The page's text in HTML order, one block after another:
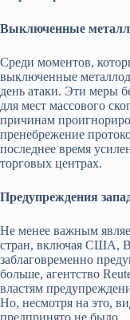
Выключенные
Среди моментов,
выключенные
день атаки. Эти меры
для мест массового
причинам
пренебрежение
последнее время
торговых центрах.
Предупреждения
Не менее важным
стран, включая США,
заблаговременно
больше, агентство
властям
Но, несмотря на это,
предпринято не было.